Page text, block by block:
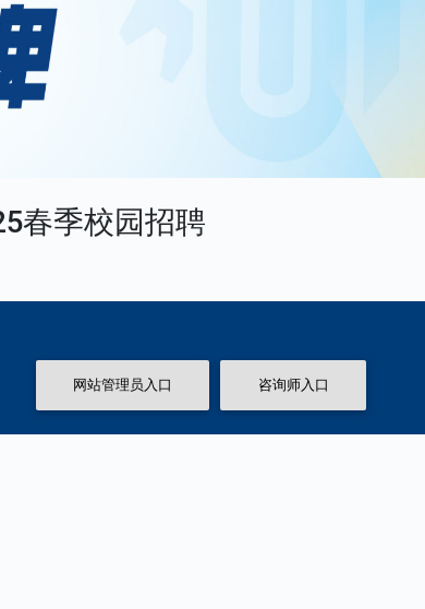
春季校园招聘
网站管理员入口 咨询师入口